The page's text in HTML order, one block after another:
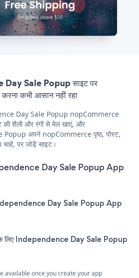
Sale Popup साइट पर
कभी आसान नहीं रहा
Day Sale Popup nopCommerce
की शैली और रंगों से मेल खाएं, और
अपने nopCommerce पृष्ठ, पोस्ट,
चाहें, पर जोड़ें साइट।
Day Sale Popup App
Day Sale Popup App
Independence Day Sale Popup
available once you create your app